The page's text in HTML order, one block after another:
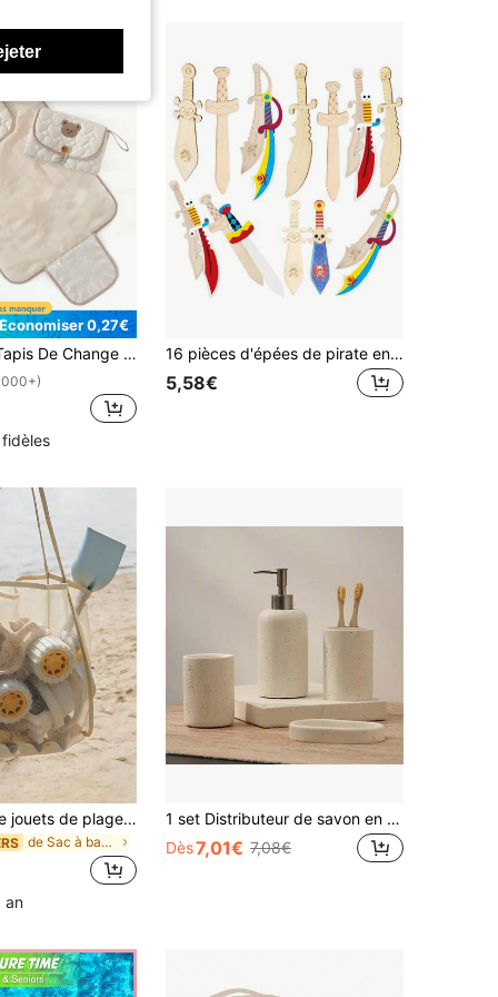
0,27€
Adapté Pour Une Utilisation En Extérieur, Une Station De Changement De Couche Et Un Matelas De Lit Bébé 16 pièces d'épées de pirate en bois non finies, 4 modèles avec 5 pièces chacun, artisanat en bois DIY pour les fêtes, les anniversaires, les rassemblements, les cadeaux de fête, les décorations de carnaval
5,58€
1 pièce Sac de jouets de plage, grand sac fourre-tout de plage, sac de rangement pliable de grande taille pour enfants, pour collecter les jouets, les coquillages, les vêtements et les serviettes sur la plage (en matériau de maille léger, ne pas surcharger avec des articles lourds, ne pas utiliser comme sac à dos ou sac de courses pour l'extérieur)
de Sac à bandoulière Sacs à couches
an
1 set Distributeur de savon en résine avec pompe, ensemble d'accessoires de salle de bain comprenant un porte-brosse à dents, un porte-savon, un plateau de salle de bain, un gobelet de rinçage
Dès7,01€ 7,08€